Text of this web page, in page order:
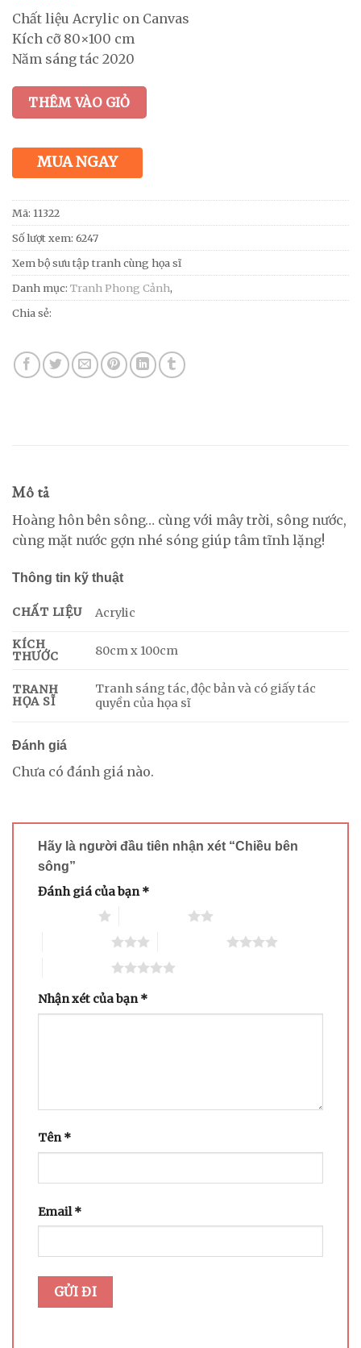
Chất liệu Acrylic on Canvas
Kích cỡ 80×100 cm
Năm sáng tác 2020
THÊM VÀO GIỎ
MUA NGAY
Mã: 11322
Số lượt xem: 6247
Xem bộ sưu tập tranh cùng họa sĩ
Danh mục: Tranh Phong Cảnh,
Chia sẻ:
Mô tả
Hoàng hôn bên sông… cùng với mây trời, sông nước,
cùng mặt nước gợn nhé sóng giúp tâm tĩnh lặng!
Thông tin kỹ thuật
CHẤT LIỆU Acrylic
KÍCH
THƯỚC
80cm x 100cm
TRANH
HỌA SĨ
Tranh sáng tác, độc bản và có giấy tác
quyền của họa sĩ
Đánh giá
Chưa có đánh giá nào.
Hãy là người đầu tiên nhận xét “Chiều bên
sông”
Đánh giá của bạn*
Nhận xét của bạn*
Tên*
Email*